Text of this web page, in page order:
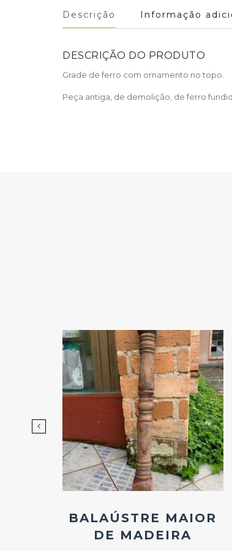
Descrição Informação
DESCRIÇÃO DO PRODUTO
Grade de ferro com ornamento no topo.
Peça antiga, de demolição, de ferro
Add
ao
Favoritos
BALAÚSTRE MAIOR
DE MADEIRA